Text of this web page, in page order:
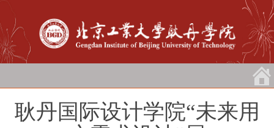
耿丹国际设计学院“未来用